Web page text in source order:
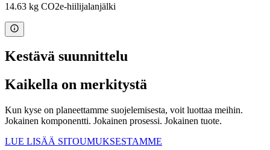
14.63 kg CO2e-hiilijalanjälki
Kestävä suunnittelu
Kaikella on merkitystä
Kun kyse on planeettamme suojelemisesta, voit luottaa meihin.
Jokainen komponentti. Jokainen prosessi. Jokainen tuote.
LUE LISÄÄ SITOUMUKSESTAMME